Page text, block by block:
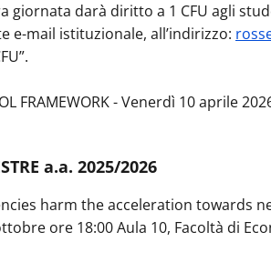
giornata darà diritto a 1 CFU agli
e-mail istituzionale, all’indirizzo:
FRAMEWORK - Venerdì 10
a.a. 2025/2026
harm the acceleration towards
ore 18:00 Aula 10, Facoltà di